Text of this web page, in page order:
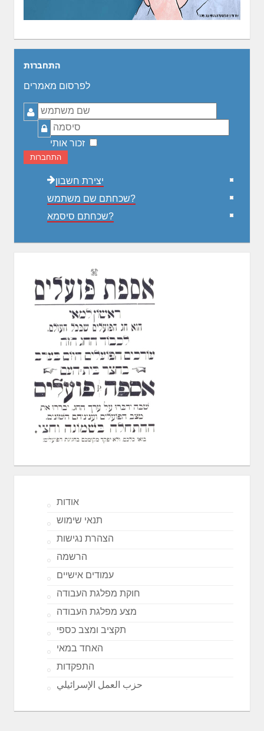
התחברות
לפרסום מאמרים
שם
משתמש
סיסמה
זכור אותי
התחברות
יצירת חשבון
שכחתם שם משתמש?
שכחתם סיסמא?
אודות
תנאי שימוש
הצהרת נגישות
הרשמה
עמודים אישיים
חוקת מפלגת העבודה
מצע מפלגת העבודה
תקציב ומצב כספי
האחד במאי
התפקדות
حزب العمل الإسرائيلي